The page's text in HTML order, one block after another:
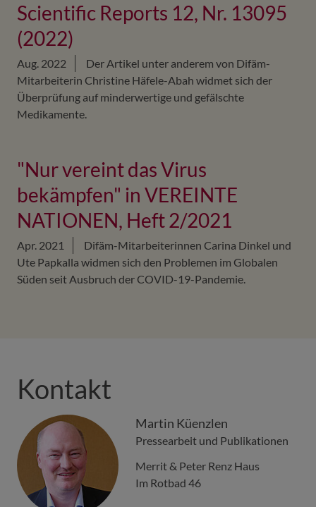
Scientific Reports 12, Nr. 13095
(2022)
Aug. 2022
Der Artikel unter anderem von Difäm-
Mitarbeiterin Christine Häfele-Abah widmet sich der
Überprüfung auf minderwertige und gefälschte
Medikamente.
"Nur vereint das Virus
bekämpfen" in VEREINTE
NATIONEN, Heft 2/2021
Apr. 2021
Difäm-Mitarbeiterinnen Carina Dinkel und
Ute Papkalla widmen sich den Problemen im Globalen
Süden seit Ausbruch der COVID-19-Pandemie.
Kontakt
Martin Küenzlen
Pressearbeit und Publikationen
Merrit & Peter Renz Haus
Im Rotbad 46